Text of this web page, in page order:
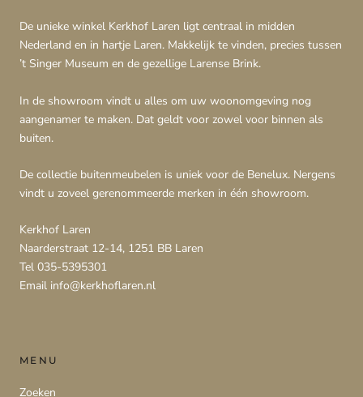
De unieke winkel Kerkhof Laren ligt centraal in midden
Nederland en in hartje Laren. Makkelijk te vinden, precies tussen
’t Singer Museum en de gezellige Larense Brink.
In de showroom vindt u alles om uw woonomgeving nog
aangenamer te maken. Dat geldt voor zowel voor binnen als
buiten.
De collectie buitenmeubelen is uniek voor de Benelux. Nergens
vindt u zoveel gerenommeerde merken in één showroom.
Kerkhof Laren
Naarderstraat 12-14, 1251 BB Laren
Tel 035-5395301
Email info@kerkhoflaren.nl
MENU
Zoeken